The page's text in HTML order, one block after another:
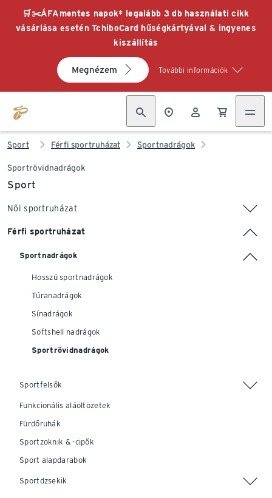
🛒✂️ÁFAmentes napok* legalább 3 db használati cikk
vásárlása esetén TchiboCard hűségkártyával & ingyenes
kiszállítás
Megnézem További információk
Sport Férfi sportruházat Sportnadrágok
Sportrövidnadrágok
Sport
Női sportruházat
Férfi sportruházat
Sportnadrágok
Hosszú sportnadrágok
Túranadrágok
Sínadrágok
Softshell nadrágok
Sportrövidnadrágok
Sportfelsők
Funkcionális aláöltözetek
Fürdőruhák
Sportzoknik & -cipők
Sport alapdarabok
Sportdzsekik